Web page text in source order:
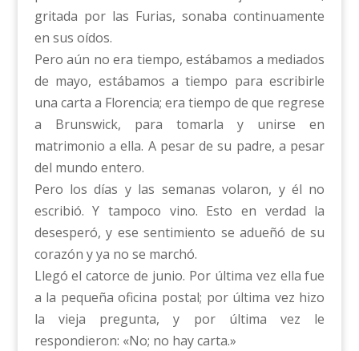
gritada por las Furias, sonaba continuamente
en sus oídos.
Pero aún no era tiempo, estábamos a mediados
de mayo, estábamos a tiempo para escribirle
una carta a Florencia; era tiempo de que regrese
a Brunswick, para tomarla y unirse en
matrimonio a ella. A pesar de su padre, a pesar
del mundo entero.
Pero los días y las semanas volaron, y él no
escribió. Y tampoco vino. Esto en verdad la
desesperó, y ese sentimiento se adueñó de su
corazón y ya no se marchó.
Llegó el catorce de junio. Por última vez ella fue
a la pequeña oficina postal; por última vez hizo
la vieja pregunta, y por última vez le
respondieron: «No; no hay carta.»